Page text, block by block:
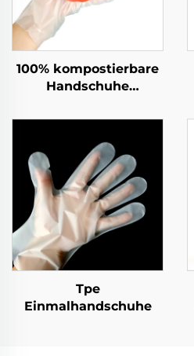
100% kompostierbare
Handschuhe
kompostierbar aus
PLA PBAT Maisstärke-
Material
Tpe
Einmalhandschuhe